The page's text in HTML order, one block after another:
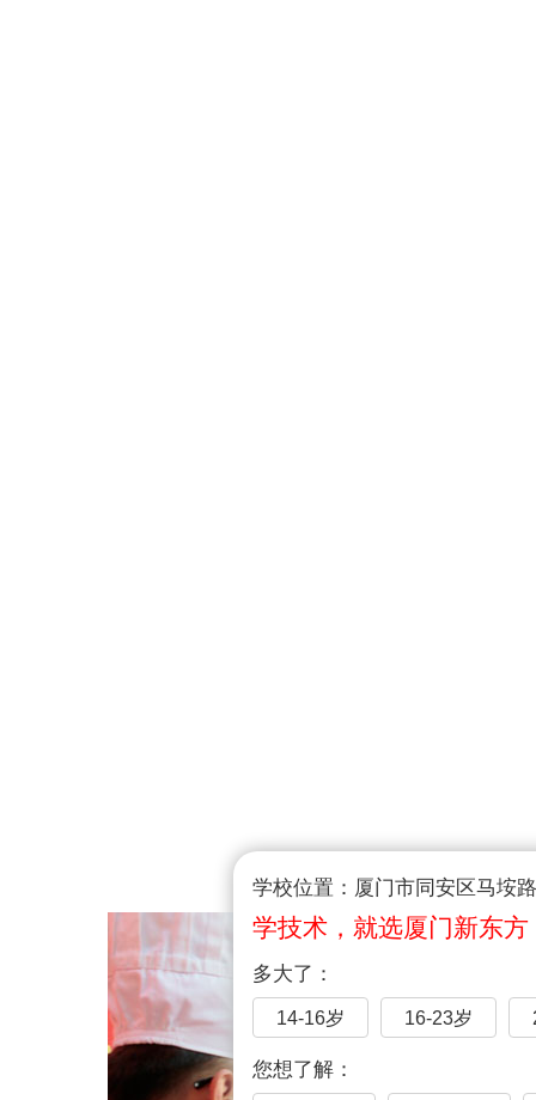
学校位置：厦门市同安区马垵
学技术，就选厦门新东方
多大了：
14-16岁 16-23岁
您想了解：